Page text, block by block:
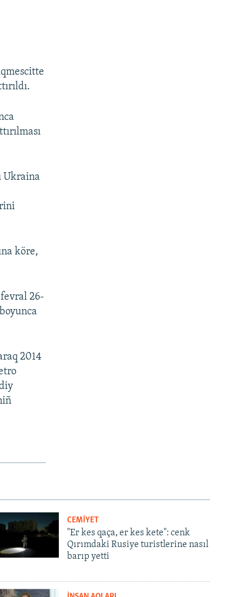
Ukraina
köre,
fevral 26-
2014
CEMİYET
"Er kes qaça, er kes kete": cenk
Qırımdaki Rusiye turistlerine nasıl
barıp yetti